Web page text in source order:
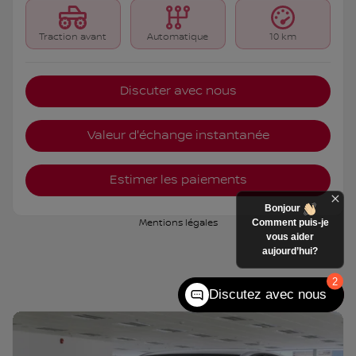
Traction avant Automatique 10 km
Discuter avec nous
Valeur d'échange instantanée
Estimer les paiements
Mentions légales
6 000$de Rabais
2
Bonjour
Comment puis-je
vous aider
aujourd’hui?
Discutez avec nous